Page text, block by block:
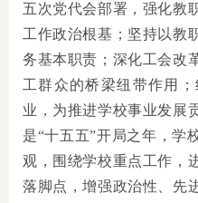
五次党代会部署，强化教
工作政治根基；坚持以教
务基本职责；深化工会改
工群众的桥梁纽带作用
业，为推进学校事业发展
是“十五五”开局之年，学
观，围绕学校重点工作，
落脚点，增强政治性、先